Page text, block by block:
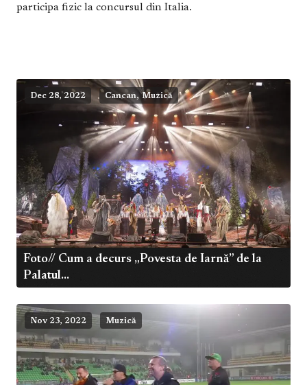
participa fizic la concursul din Italia.
Dec 28, 2022 Cancan,Muzică
Foto// Cum a decurs „Povesta de Iarnă” de la
Palatul...
Nov 23, 2022 Muzică